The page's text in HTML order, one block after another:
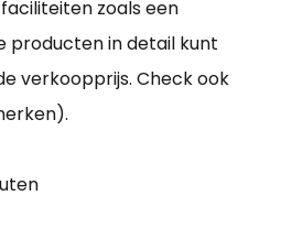
zoals een
producten in detail kunt
verkoopprijs. Check ook